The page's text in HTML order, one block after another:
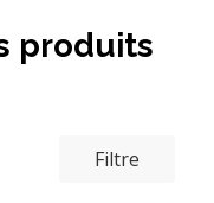
produits
Filtre